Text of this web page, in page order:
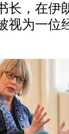
长，在伊
视为一位